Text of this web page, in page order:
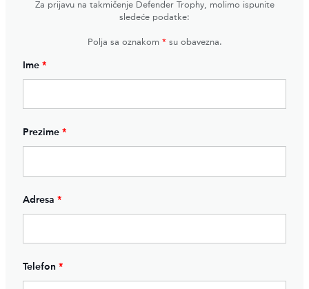
Za prijavu na takmičenje Defender Trophy, molimo ispunite
sledeće podatke:
Polja sa oznakom *su obavezna.
Ime *
Prezime *
Adresa *
Telefon *